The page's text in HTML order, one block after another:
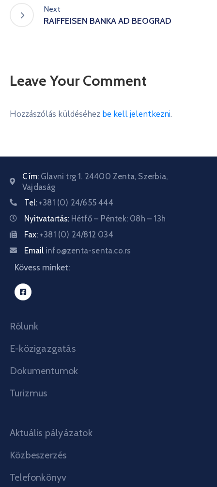
Next
RAIFFEISEN BANKA AD BEOGRAD
Leave Your Comment
Hozzászólás küldéséhez be kell jelentkezni.
Cím: Glavni trg 1. 24400 Zenta, Szerbia,
Vajdaság
Tel: +381 (0) 24/655 444
Nyitvatartás: Hétfő – Péntek: 08h – 13h
Fax: +381 (0) 24/812 034
Email info@zenta-senta.co.rs
Kövess minket:
Rólunk
E-közigazgatás
Dokumentumok
Turizmus
Aktuális pályázatok
Közbeszerzés
Telefonkönyv